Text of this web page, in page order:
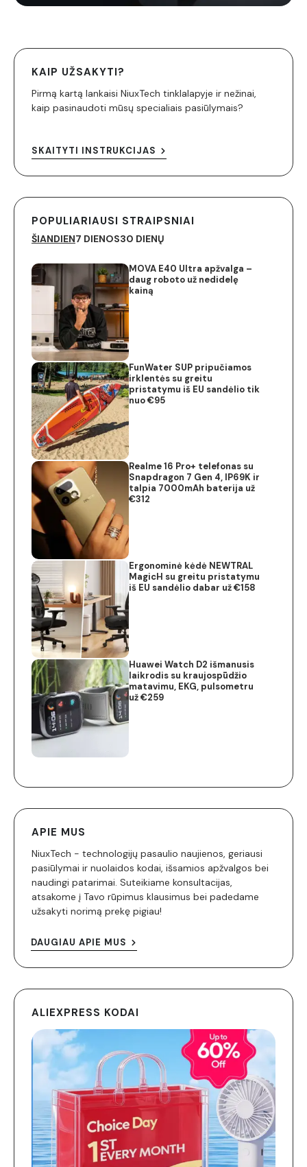
KAIP UŽSAKYTI?
Pirmą kartą lankaisi NiuxTech tinklalapyje ir nežinai,
kaip pasinaudoti mūsų specialiais pasiūlymais?
SKAITYTI INSTRUKCIJAS
POPULIARIAUSI STRAIPSNIAI
ŠIANDIEN7 DIENOS30 DIENŲ
MOVA E40 Ultra apžvalga –
daug roboto už nedidelę
kainą
FunWater SUP pripučiamos
irklentės su greitu
pristatymu iš EU sandėlio tik
nuo €95
Realme 16 Pro+ telefonas su
Snapdragon 7 Gen 4, IP69K ir
talpia 7000mAh baterija už
€312
Ergonominė kėdė NEWTRAL
MagicH su greitu pristatymu
iš EU sandėlio dabar už €158
Huawei Watch D2 išmanusis
laikrodis su kraujospūdžio
matavimu, EKG, pulsometru
už €259
APIE MUS
NiuxTech - technologijų pasaulio naujienos, geriausi
pasiūlymai ir nuolaidos kodai, išsamios apžvalgos bei
naudingi patarimai. Suteikiame konsultacijas,
atsakome į Tavo rūpimus klausimus bei padedame
užsakyti norimą prekę pigiau!
DAUGIAU APIE MUS
ALIEXPRESS KODAI